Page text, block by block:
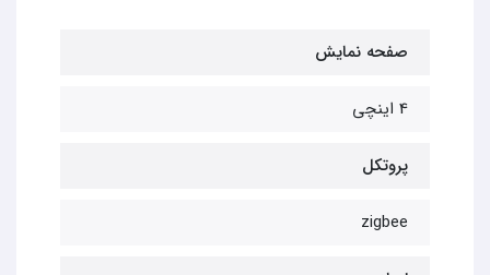
صفحه نمایش
4 اینچی
پروتکل
zigbee